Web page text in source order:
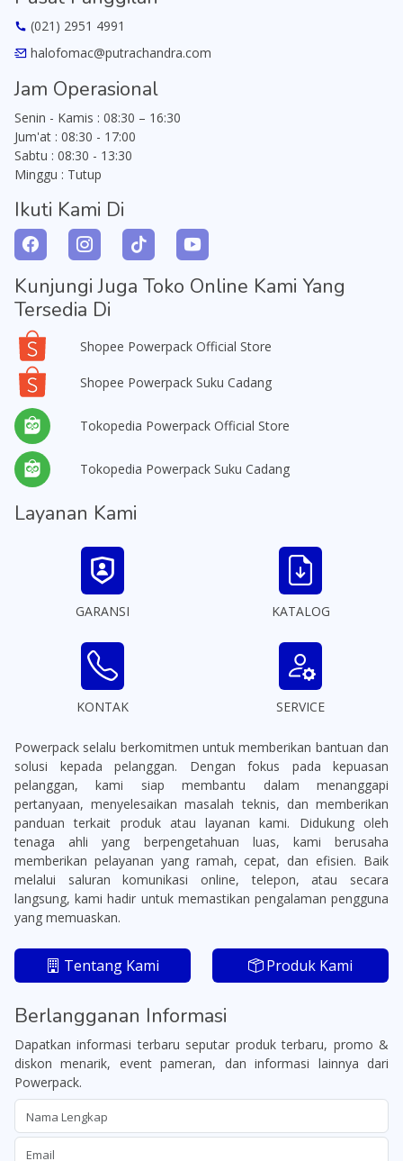
(021) 2951 4991
halofomac@putrachandra.com
Jam Operasional
Senin - Kamis : 08:30 – 16:30
Jum'at : 08:30 - 17:00
Sabtu : 08:30 - 13:30
Minggu : Tutup
Ikuti Kami Di
Kunjungi Juga Toko Online Kami Yang
Tersedia Di
Shopee Powerpack Official Store
Shopee Powerpack Suku Cadang
Tokopedia Powerpack Official Store
Tokopedia Powerpack Suku Cadang
Layanan Kami
GARANSI KATALOG
KONTAK SERVICE
Powerpack selalu berkomitmen untuk memberikan bantuan dan
solusi kepada pelanggan. Dengan fokus pada kepuasan
pelanggan, kami siap membantu dalam menanggapi
pertanyaan, menyelesaikan masalah teknis, dan memberikan
panduan terkait produk atau layanan kami. Didukung oleh
tenaga ahli yang berpengetahuan luas, kami berusaha
memberikan pelayanan yang ramah, cepat, dan efisien. Baik
melalui saluran komunikasi online, telepon, atau secara
langsung, kami hadir untuk memastikan pengalaman pengguna
yang memuaskan.
Tentang Kami Produk Kami
Berlangganan Informasi
Dapatkan informasi terbaru seputar produk terbaru, promo &
diskon menarik, event pameran, dan informasi lainnya dari
Powerpack.